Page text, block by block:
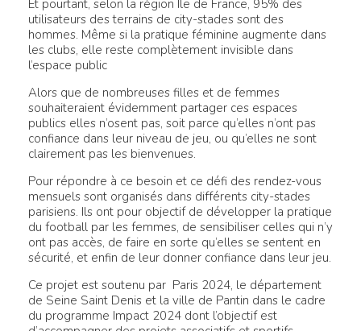
Et pourtant, selon la région Île de France, 95% des
utilisateurs des terrains de city-stades sont des
hommes. Même si la pratique féminine augmente dans
les clubs, elle reste complètement invisible dans
l’espace public
Alors que de nombreuses filles et de femmes
souhaiteraient évidemment partager ces espaces
publics elles n’osent pas, soit parce qu’elles n’ont pas
confiance dans leur niveau de jeu, ou qu’elles ne sont
clairement pas les bienvenues.
Pour répondre à ce besoin et ce défi des rendez-vous
mensuels sont organisés dans différents city-stades
parisiens. Ils ont pour objectif de développer la pratique
du football par les femmes, de sensibiliser celles qui n’y
ont pas accès, de faire en sorte qu’elles se sentent en
sécurité, et enfin de leur donner confiance dans leur jeu.
Ce projet est soutenu par Paris 2024, le département
de Seine Saint Denis et la ville de Pantin dans le cadre
du programme Impact 2024 dont l’objectif est